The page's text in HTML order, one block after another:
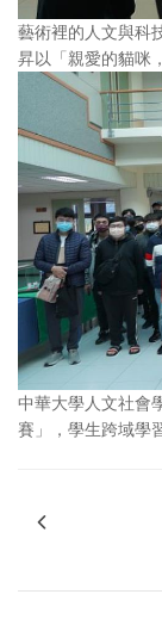
藝術裡的人文與科
昇以「親愛的貓咪
中華大學人文社會
賽」，學生跨域學